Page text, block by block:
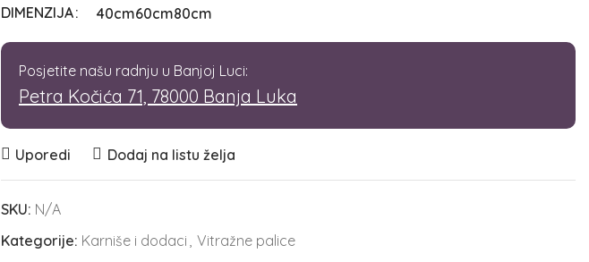
DIMENZIJA
40cm60cm80cm
Posjetite našu radnju u Banjoj Luci:
Petra Kočića 71, 78000 Banja Luka
Uporedi Dodaj na listu želja
SKU: N/A
Kategorije: Karniše i dodaci , Vitražne palice